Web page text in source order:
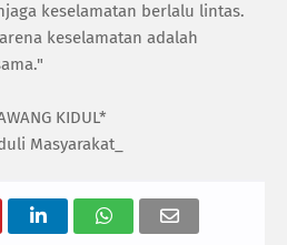
keselamatan berlalu lintas.
keselamatan adalah
KIDUL*
Masyarakat_